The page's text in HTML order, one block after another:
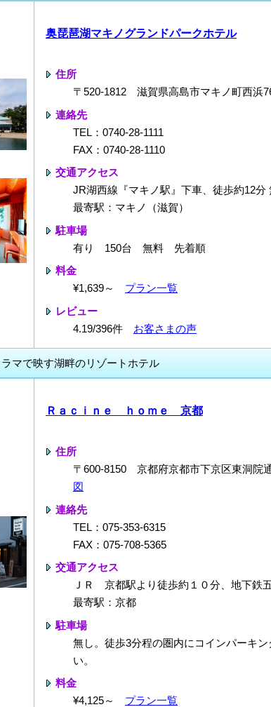
奥琵琶湖マキノグランドパークホテル
住所
〒520-1812 滋賀県高島市マキノ町西浜
連絡先
TEL：0740-28-1111
FAX：0740-28-1110
交通アクセス
JR湖西線『マキノ駅』下車、徒歩約12分
最寄駅：マキノ（滋賀）
駐車場
有り 150台 無料 先着順
料金
¥1,639～ プラン一覧
レビュー
4.19/396件 お客さまの声
マで映す湖畔のリゾートホテル
Ｒａｃｉｎｅ ｈｏｍｅ 京都
住所
〒600-8150 京都府京都市下京区東洞院
図
連絡先
TEL：075-353-6315
FAX：075-708-5365
交通アクセス
ＪＲ 京都駅より徒歩約１０分、地下鉄
最寄駅：京都
駐車場
無し。徒歩3分程の圏内にコインパーキ
い。
料金
¥4,125～ プラン一覧